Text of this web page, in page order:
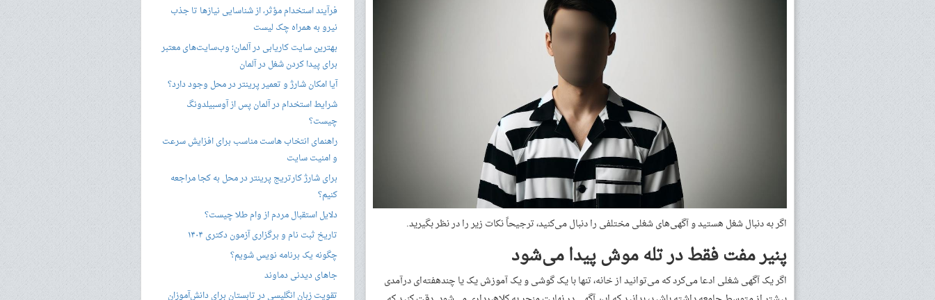
اگر به دنبال شغل هستید و آگهی‌های شغلی مختلفی را دنبال می‌کنید، ترجیحاً نکات زیر را در نظر بگیرید.
پنیر مفت فقط در تله موش پیدا می‌شود
اگر یک آگهی شغلی ادعا می‌کرد که می‌توانید از خانه، تنها با یک گوشی و یک آموزش یک یا چندهفته‌ای درآمدی
فرآیند استخدام مؤثر، از شناسایی نیازها تا جذب
نیرو به همراه چک لیست
بهترین سایت کاریابی در آلمان؛ وب‌سایت‌های معتبر
برای پیدا کردن شغل در آلمان
آیا امکان شارژ و تعمیر پرینتر در محل وجود دارد؟
شرایط استخدام در آلمان پس از آوسبیلدونگ
چیست؟
راهنمای انتخاب هاست مناسب برای افزایش سرعت
و امنیت سایت
برای شارژ کارتریج پرینتر در محل به کجا مراجعه
کنیم؟
دلایل استقبال مردم از وام طلا چیست؟
تاریخ ثبت نام و برگزاری آزمون دکتری ۱۴۰۴
چگونه یک برنامه نویس شویم؟
جاهای دیدنی دماوند
تقویت زبان انگلیسی در تابستان برای دانش‌آموزان